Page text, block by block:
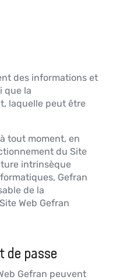
des informations et
que la
laquelle peut être
tout moment, en
du Site
intrinsèque
Gefran
de la
Web Gefran
de passe
Gefran peuvent